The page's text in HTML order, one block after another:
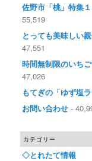
佐野市「桃」特集
55,519
とっても美味しい
47,551
時間無制限のいち
47,026
もてぎの「ゆず塩
お問い合わせ -
カテゴリー
◇とれたて情報